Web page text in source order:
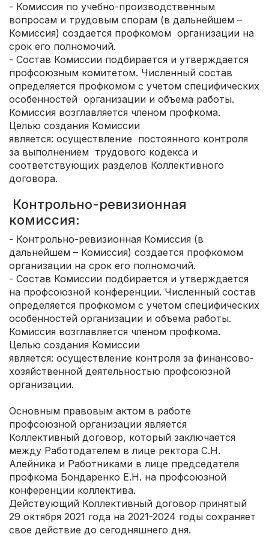
- Комиссия по учебно-производственным
вопросам и трудовым спорам (в дальнейшем –
Комиссия) создается профкомом организации на
срок его полномочий.
- Состав Комиссии подбирается и утверждается
профсоюзным комитетом. Численный состав
определяется профкомом с учетом специфических
особенностей организации и объема работы.
Комиссия возглавляется членом профкома.
Целью создания Комиссии
является: осуществление постоянного контроля
за выполнением трудового кодекса и
соответствующих разделов Коллективного
договора.
Контрольно-ревизионная
комиссия:
- Контрольно-ревизионная Комиссия (в
дальнейшем – Комиссия) создается профкомом
организации на срок его полномочий.
- Состав Комиссии подбирается и утверждается
на профсоюзной конференции. Численный состав
определяется профкомом с учетом специфических
особенностей организации и объема работы.
Комиссия возглавляется членом профкома.
Целью создания Комиссии
является: осуществление контроля за финансово-
хозяйственной деятельностью профсоюзной
организации.
Основным правовым актом в работе
профсоюзной организации является
Коллективный договор, который заключается
между Работодателем в лице ректора С.Н.
Алейника и Работниками в лице председателя
профкома Бондаренко Е.Н. на профсоюзной
конференции коллектива.
Действующий Коллективный договор принятый
29 октября 2021 года на 2021-2024 годы сохраняет
свое действие до сегодняшнего дня.